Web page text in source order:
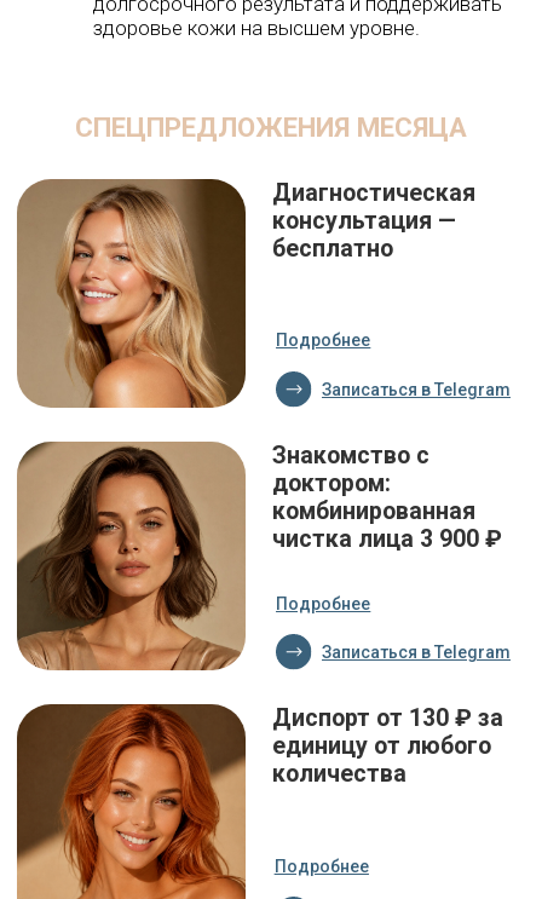
Диспорт от 130 ₽ за
Подробнее
О КЛИНИКЕ GUDVAN
Gudvan - современная клиника косметологии в
Москве, расположенная в районе Коммунарка на
Скандинавском бульваре 6. Мы создаем
индивидуальные программы красоты и здоровья
кожи, используя революционные возможности
аппаратной и инъекционной косметологии.
За каждым преображением наших пациентов стоит
команда профессионалов — дипломированные
врачи-дерматовенерологи и сертифицированные
встречаются с персонализированным подходом,
позволяя каждому пациенту достичь желаемых
результатов и обрести уверенность в своей красоте
В клинике Gudvan работают аккредитованные врачи-
косметологи, использующие современные,
сертифицированные методики и премиальное
оборудование.
УСЛУГИ КЛИНИКИ